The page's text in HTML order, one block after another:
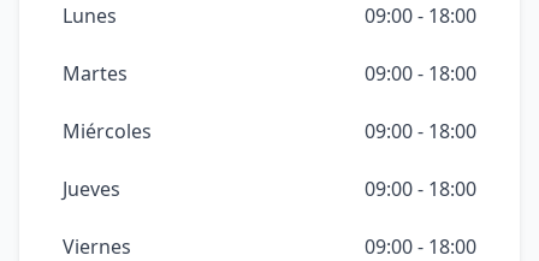
Lunes 09:00 - 18:00
Martes 09:00 - 18:00
Miércoles 09:00 - 18:00
Jueves 09:00 - 18:00
Viernes 09:00 - 18:00